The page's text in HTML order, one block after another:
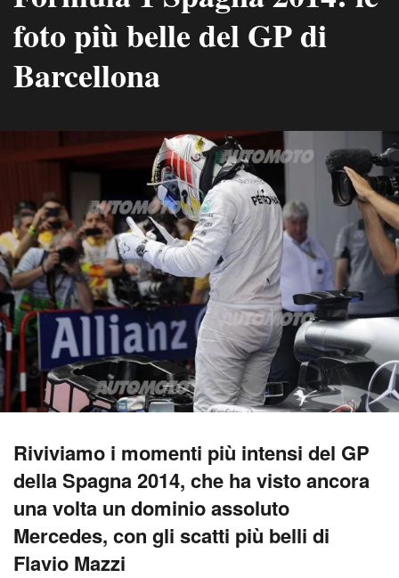
foto più belle del GP di
Barcellona
Riviviamo i momenti più intensi del GP
della Spagna 2014, che ha visto ancora
una volta un dominio assoluto
Mercedes, con gli scatti più belli di
Flavio Mazzi